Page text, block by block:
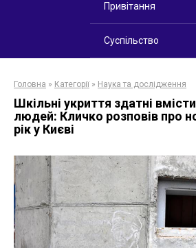
Привітання
Суспільство
Головна » Категорії » Наука та дослідження
Шкільні укриття здатні
людей: Кличко розповів про
рік у Києві